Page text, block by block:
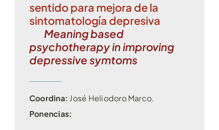
sentido para mejora de la
sintomatología depresiva
Meaning based
psychotherapy in improving
depressive symtoms
Coordina: José Heliodoro Marco.
Ponencias: